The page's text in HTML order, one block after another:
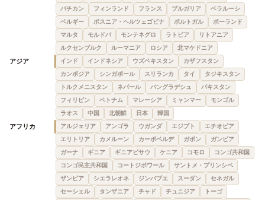
バチカン
フィンランド フランス ブルガリア
ベラルーシ
ベルギー
ボスニア・ヘルツェゴビナ ポルトガル
ポーランド
マルタ
モルドバ モンテネグロ ラトビア
リトアニア
ルクセンブルク
ルーマニア ロシア 北マケドニア
アジア インド インドネシア ウズベキスタン
カザフスタン
カンボジア
シンガポール スリランカ タイ
タジキスタン
トルクメニスタン
ネパール バングラデシュ
パキスタン
フィリピン
ベトナム マレーシア ミャンマー
モンゴル
ラオス
中国 北朝鮮 日本 韓国
アフリカ アルジェリア アンゴラ ウガンダ エジプト
エチオピア
エリトリア
カメルーン カーボベルデ ガボン
ガンビア
ガーナ
ギニア ギニアビサウ ケニア コモロ
コンゴ共和国
コンゴ民主共和国
コートジボワール
サントメ・プリンシペ
ザンビア
シエラレオネ ジンバブエ スーダン
セネガル
セーシェル
タンザニア チャド チュニジア
トーゴ